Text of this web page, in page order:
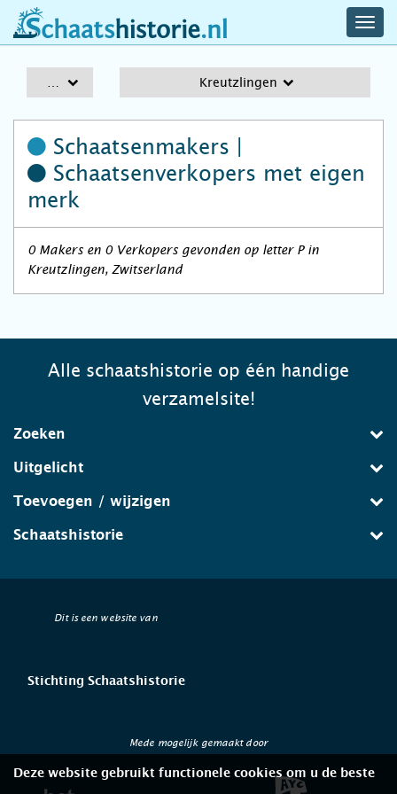
schaatshistorie.nl
Kreutzlingen
Schaatsenmakers |
Schaatsenverkopers met eigen
merk
0 Makers en 0 Verkopers gevonden op letter P in
Kreutzlingen, Zwitserland
Alle schaatshistorie op één handige
verzamelsite!
Zoeken
Uitgelicht
Toevoegen / wijzigen
Schaatshistorie
Dit is een website van
Stichting Schaatshistorie
Mede mogelijk gemaakt door
Deze website gebruikt functionele cookies om u de beste